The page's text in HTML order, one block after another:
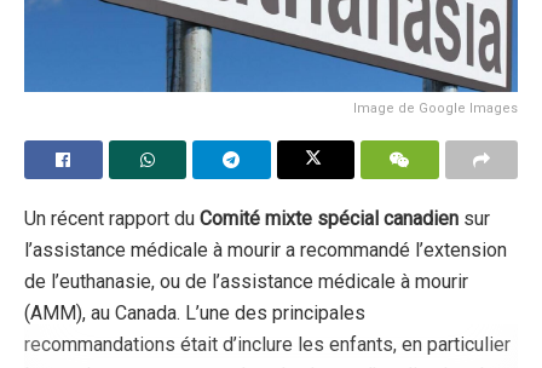
Image de Google Images
Un récent rapport du Comité mixte spécial canadien sur
l’assistance médicale à mourir a recommandé l’extension
de l’euthanasie, ou de l’assistance médicale à mourir
(AMM), au Canada. L’une des principales
recommandations était d’inclure les enfants, en particulier